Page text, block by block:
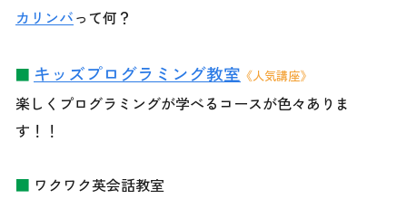
カリンバって何？
■ キッズプログラミング教室 《人気講座》
楽しくプログラミングが学べるコースが色々ありま
す！！
■ ワクワク英会話教室